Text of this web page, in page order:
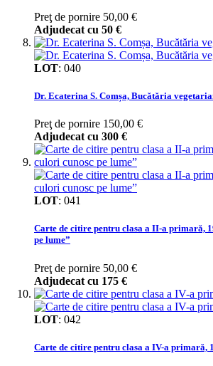
Preţ de pornire 50,00 €
Adjudecat cu 50 €
LOT: 040
Dr. Ecaterina S. Comșa, Bucătăria
Preţ de pornire 150,00 €
Adjudecat cu 300 €
LOT: 041
Carte de citire pentru clasa a II-a primară,
pe lume”
Preţ de pornire 50,00 €
Adjudecat cu 175 €
LOT: 042
Carte de citire pentru clasa a IV-a primară,